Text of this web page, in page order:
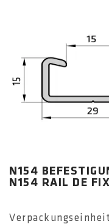
N154
N154 RAIL DE